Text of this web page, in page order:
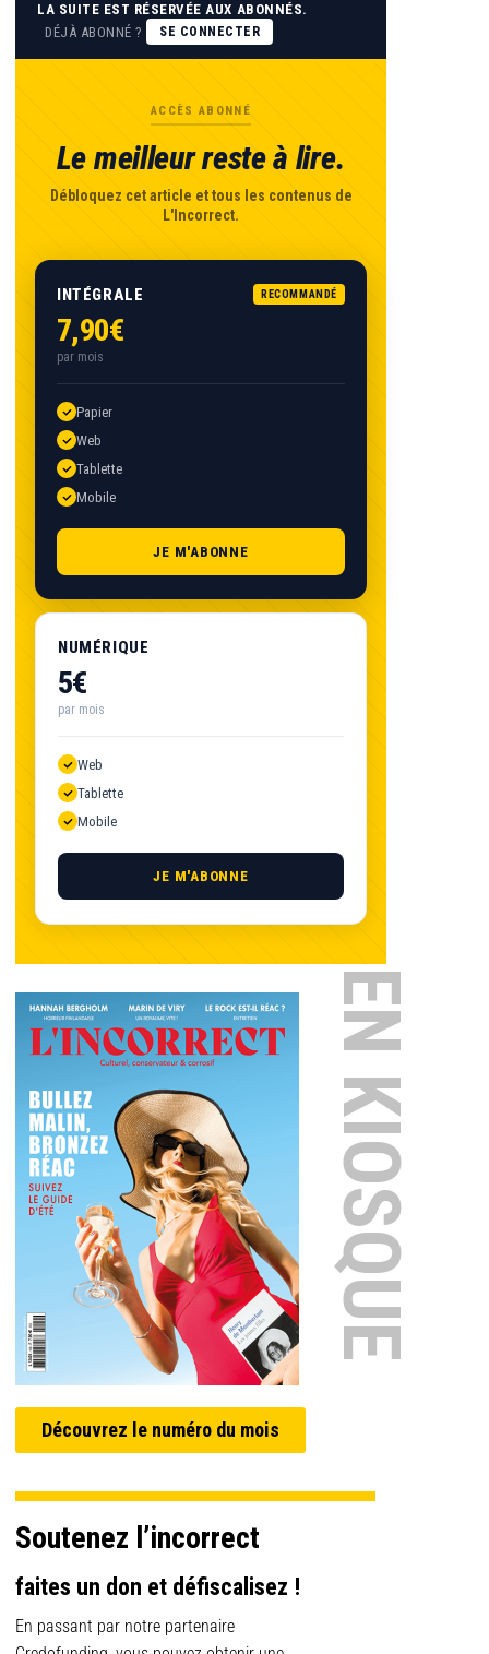
LA SUITE EST RÉSERVÉE AUX ABONNÉS.
DÉJÀ ABONNÉ ?
SE CONNECTER
ACCÈS ABONNÉ
Le meilleur reste à lire.
Débloquez cet article et tous les contenus de
L'Incorrect.
INTÉGRALE RECOMMANDÉ
7,90€
par mois
Papier
Web
Tablette
Mobile
JE M'ABONNE
NUMÉRIQUE
5€
par mois
Web
Tablette
Mobile
JE M'ABONNE
EN KIOSQUE
Découvrez le numéro du mois
Soutenez l’incorrect
faites un don et défiscalisez !
En passant par notre partenaire